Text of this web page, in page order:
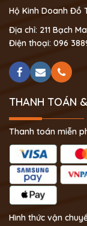
Hộ Kinh Doanh Đồ
Địa chỉ: 211 Bạch
Điện thoại: 096
THANH TOÁN
Thanh toán miễn
Hình thức vận